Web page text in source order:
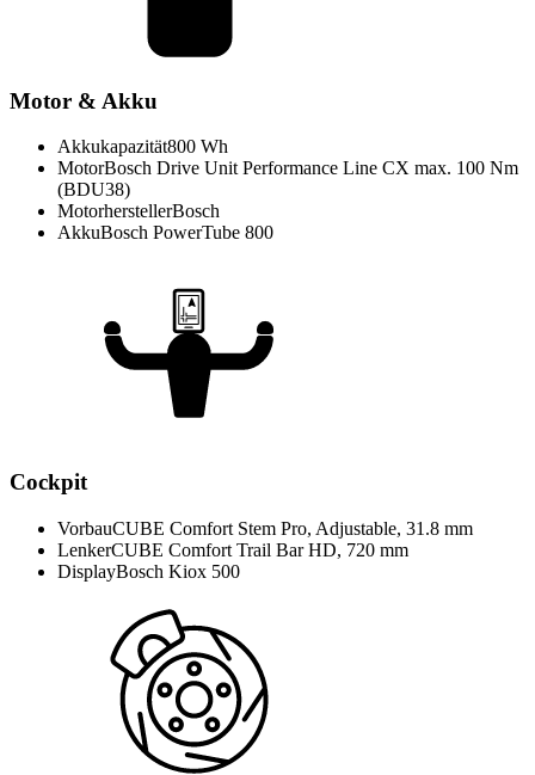
Motor & Akku
Akkukapazität800 Wh
MotorBosch Drive Unit Performance Line CX max. 100 Nm
(BDU38)
MotorherstellerBosch
AkkuBosch PowerTube 800
Cockpit
VorbauCUBE Comfort Stem Pro, Adjustable, 31.8 mm
LenkerCUBE Comfort Trail Bar HD, 720 mm
DisplayBosch Kiox 500